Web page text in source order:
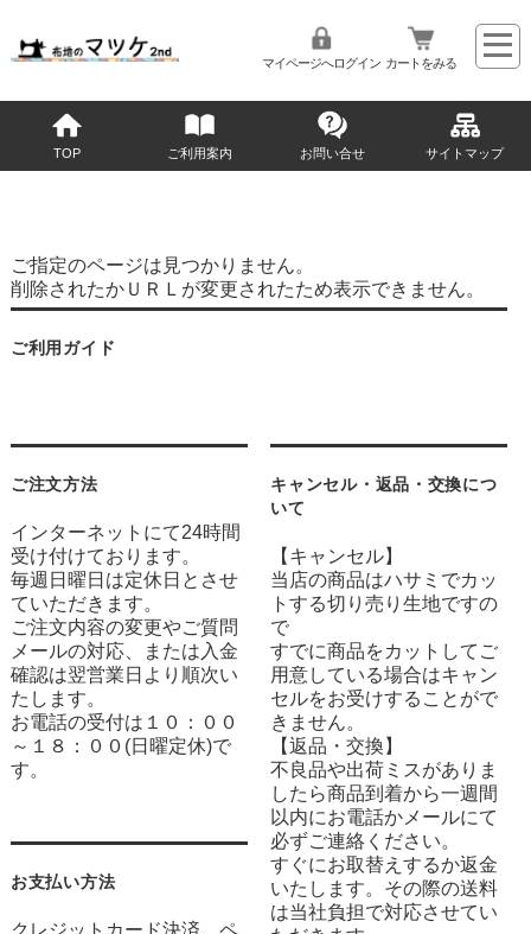
マイページへログイン カートをみる
TOP ご利用案内 お問い合せ サイトマップ
ご指定のページは見つかりません。
削除されたかＵＲＬが変更されたため表示できません。
ご利用ガイド
ご注文方法
インターネットにて24時間
受け付けております。
毎週日曜日は定休日とさせ
ていただきます。
ご注文内容の変更やご質問
メールの対応、または入金
確認は翌営業日より順次い
たします。
お電話の受付は１０：００
～１８：００(日曜定休)で
す。
お支払い方法
クレジットカード決済、ペ
キャンセル・返品・交換につ
いて
【キャンセル】
当店の商品はハサミでカッ
トする切り売り生地ですの
で
すでに商品をカットしてご
用意している場合はキャン
セルをお受けすることがで
きません。
【返品・交換】
不良品や出荷ミスがありま
したら商品到着から一週間
以内にお電話かメールにて
必ずご連絡ください。
すぐにお取替えするか返金
いたします。その際の送料
は当社負担で対応させてい